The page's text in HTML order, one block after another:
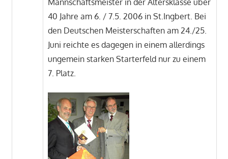
40 Jahre am 6. / 7.5. 2006 in St.Ingbert. Bei
den Deutschen Meisterschaften am 24./25.
Juni reichte es dagegen in einem allerdings
ungemein starken Starterfeld nur zu einem
7. Platz.